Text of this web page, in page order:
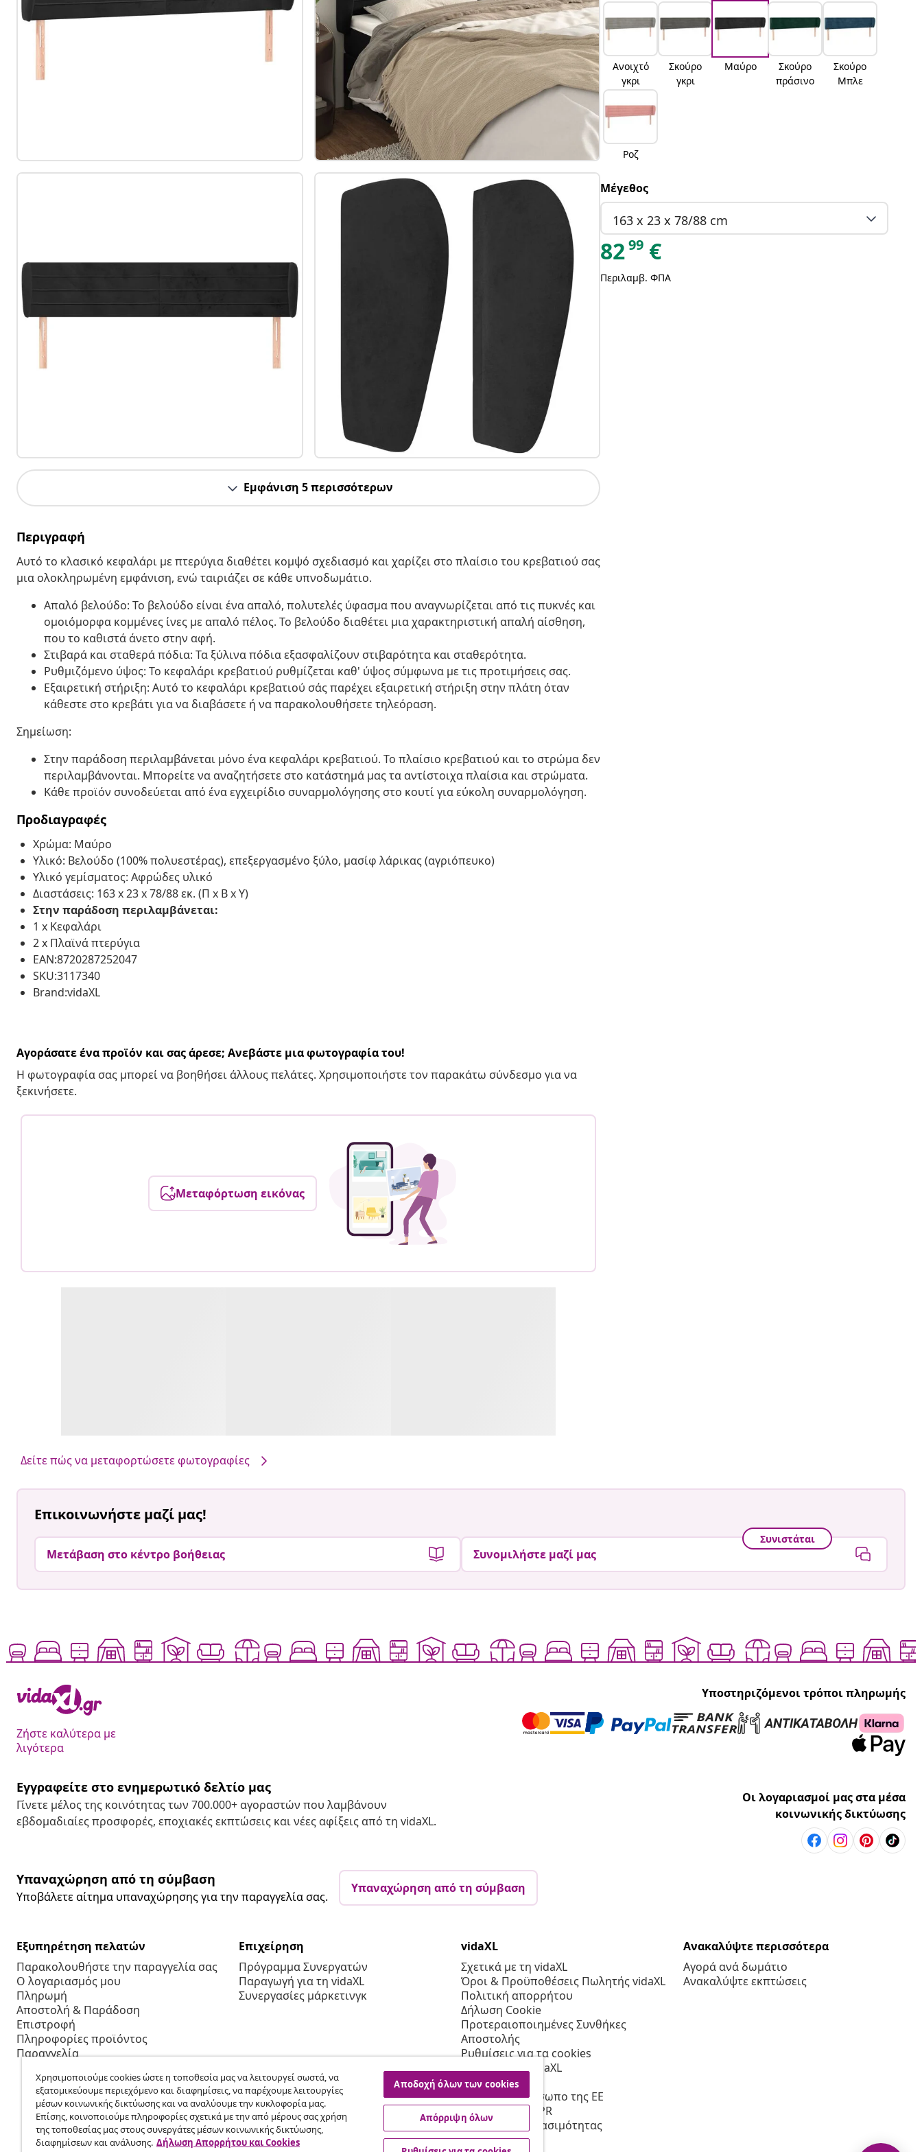
Εμφάνιση 5 περισσότερων
Περιγραφή
Αυτό το κλασικό κεφαλάρι με πτερύγια διαθέτει κομψό σχεδιασμό και χαρίζει στο πλαίσιο του κρεβατιού σας
μια ολοκληρωμένη εμφάνιση, ενώ ταιριάζει σε κάθε υπνοδωμάτιο.
Απαλό βελούδο: Το βελούδο είναι ένα απαλό, πολυτελές ύφασμα που αναγνωρίζεται από τις πυκνές και
ομοιόμορφα κομμένες ίνες με απαλό πέλος. Το βελούδο διαθέτει μια χαρακτηριστική απαλή αίσθηση,
που το καθιστά άνετο στην αφή.
Στιβαρά και σταθερά πόδια: Τα ξύλινα πόδια εξασφαλίζουν στιβαρότητα και σταθερότητα.
Ρυθμιζόμενο ύψος: Το κεφαλάρι κρεβατιού ρυθμίζεται καθ' ύψος σύμφωνα με τις προτιμήσεις σας.
Εξαιρετική στήριξη: Αυτό το κεφαλάρι κρεβατιού σάς παρέχει εξαιρετική στήριξη στην πλάτη όταν
κάθεστε στο κρεβάτι για να διαβάσετε ή να παρακολουθήσετε τηλεόραση.
Σημείωση:
Στην παράδοση περιλαμβάνεται μόνο ένα κεφαλάρι κρεβατιού. Το πλαίσιο κρεβατιού και το στρώμα δεν
περιλαμβάνονται. Μπορείτε να αναζητήσετε στο κατάστημά μας τα αντίστοιχα πλαίσια και στρώματα.
Κάθε προϊόν συνοδεύεται από ένα εγχειρίδιο συναρμολόγησης στο κουτί για εύκολη συναρμολόγηση.
Προδιαγραφές
Χρώμα: Μαύρο
Υλικό: Βελούδο (100% πολυεστέρας), επεξεργασμένο ξύλο, μασίφ λάρικας (αγριόπευκο)
Υλικό γεμίσματος: Αφρώδες υλικό
Διαστάσεις: 163 x 23 x 78/88 εκ. (Π x Β x Υ)
Στην παράδοση περιλαμβάνεται:
1 x Κεφαλάρι
2 x Πλαϊνά πτερύγια
EAN:8720287252047
SKU:3117340
Brand:vidaXL
Αγοράσατε ένα προϊόν και σας άρεσε; Ανεβάστε μια φωτογραφία του!
Η φωτογραφία σας μπορεί να βοηθήσει άλλους πελάτες. Χρησιμοποιήστε τον παρακάτω σύνδεσμο για να
ξεκινήσετε.
Μεταφόρτωση εικόνας
Δείτε πώς να μεταφορτώσετε φωτογραφίες
Ανοιχτό
γκρι
Σκούρο
γκρι
Μαύρο
Σκούρο
πράσινο
Σκούρο
Μπλε
Ροζ
Μέγεθος
163 x 23 x 78/88 cm
8299 €
Περιλαμβ. ΦΠΑ
Επικοινωνήστε μαζί μας!
Μετάβαση στο κέντρο βοήθειας
Συνιστάται
Συνομιλήστε μαζί μας
Ζήστε καλύτερα με
λιγότερα
Υποστηριζόμενοι τρόποι πληρωμής
Εγγραφείτε στο ενημερωτικό δελτίο μας
Γίνετε μέλος της κοινότητας των 700.000+ αγοραστών που λαμβάνουν
εβδομαδιαίες προσφορές, εποχιακές εκπτώσεις και νέες αφίξεις από τη vidaXL.
Οι λογαριασμοί μας στα μέσα
κοινωνικής δικτύωσης
Υπαναχώρηση από τη σύμβαση
Υποβάλετε αίτημα υπαναχώρησης για την παραγγελία σας.
Υπαναχώρηση από τη σύμβαση
Εξυπηρέτηση πελατών
Παρακολουθήστε την παραγγελία σας
Ο λογαριασμός μου
Πληρωμή
Αποστολή & Παράδοση
Επιστροφή
Πληροφορίες προϊόντος
Παραγγελία
Επιχείρηση
Πρόγραμμα Συνεργατών
Παραγωγή για τη vidaXL
Συνεργασίες μάρκετινγκ
vidaXL
Σχετικά με τη vidaXL
Όροι & Προϋποθέσεις Πωλητής vidaXL
Πολιτική απορρήτου
Δήλωση Cookie
Προτεραιοποιημένες Συνθήκες
Αποστολής
Ρυθμίσεις για τα cookies
Εργασία στη vidaXL
Ασφαλείας
Υπεύθυνο πρόσωπο της ΕΕ
Πολιτική της EPR
Δήλωση προσβασιμότητας
Ανακαλύψτε περισσότερα
Αγορά ανά δωμάτιο
Ανακαλύψτε εκπτώσεις
Χρησιμοποιούμε cookies ώστε η τοποθεσία μας να λειτουργεί σωστά, να
εξατομικεύουμε περιεχόμενο και διαφημίσεις, να παρέχουμε λειτουργίες
μέσων κοινωνικής δικτύωσης και να αναλύουμε την κυκλοφορία μας.
Επίσης, κοινοποιούμε πληροφορίες σχετικά με την από μέρους σας χρήση
της τοποθεσίας μας στους συνεργάτες μέσων κοινωνικής δικτύωσης,
διαφημίσεων και ανάλυσης. Δήλωση Απορρήτου και Cookies
Αποδοχή όλων των cookies
Απόρριψη όλων